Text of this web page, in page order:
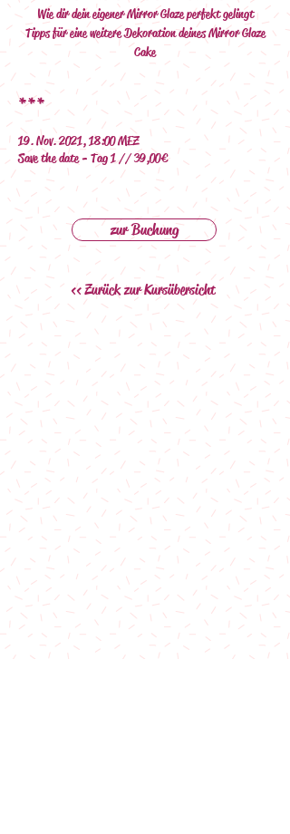
Wie dir dein eigener Mirror Glaze perfekt gelingt
Tipps für eine weitere Dekoration deines Mirror Glaze
Cake
***
19. Nov. 2021, 18:00 MEZ
Save the date - Tag 1 // 39,00€
zur Buchung
<< Zurück zur Kursübersicht